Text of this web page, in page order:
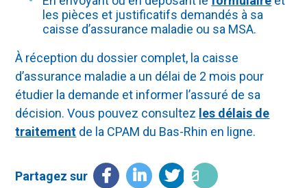
les pièces et justificatifs demandés à sa
caisse d’assurance maladie ou sa MSA.
À réception du dossier complet, la caisse
d’assurance maladie a un délai de 2 mois pour
étudier la demande et informer l’assuré de sa
décision. Vous pouvez consultez les délais de
traitement de la CPAM du Bas-Rhin en ligne.
Partagez sur Facebook
LinkedInTwitter
E-